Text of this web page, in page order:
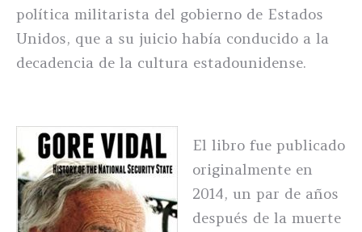
política militarista del gobierno de Estados
Unidos, que a su juicio había conducido a la
decadencia de la cultura estadounidense.
El libro fue publicado
originalmente en
2014, un par de años
después de la muerte